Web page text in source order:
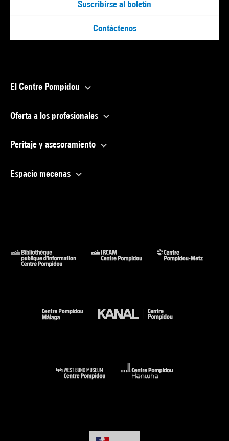
Suscribirse al boletín
Contáctenos
El Centre Pompidou
Oferta a los profesionales
Peritaje y asesoramiento
Espacio mecenas